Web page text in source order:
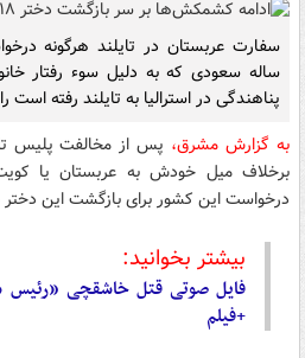
ساله سعودی که به دلیل سوء رفتار
پناهندگی در استرالیا به تایلند رفته است
به گزارش مشرق، پس از مخالفت پلیس
برخلاف میل خودش به عربستان یا
درخواست این کشور برای بازگشت این
بیشتر بخوانید:
فایل صوتی قتل خاشقچی «رئیس
+فیلم